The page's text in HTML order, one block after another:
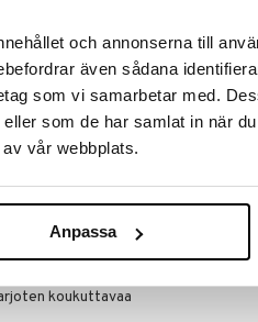
och annonserna till
även sådana
som vi samarbetar med.
som de har samlat in när
vår webbplats.
Anpassa
tuotteita riittää.
ikonisesta Lacoste-
hedelmäisessä
koukuttavaa